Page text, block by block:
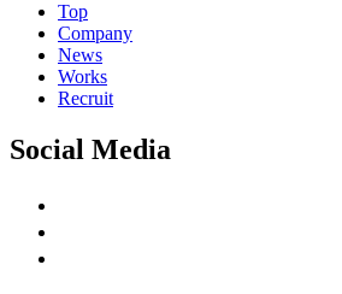
Top
Company
News
Works
Recruit
Social Media